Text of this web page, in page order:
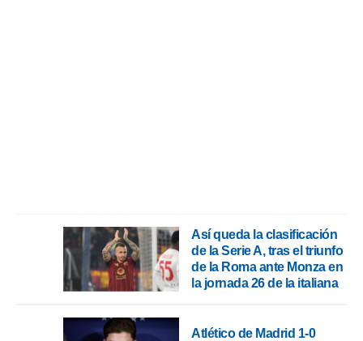
Así queda la clasificación
de la Serie A, tras el triunfo
de la Roma ante Monza en
la jornada 26 de la italiana
Atlético de Madrid 1-0